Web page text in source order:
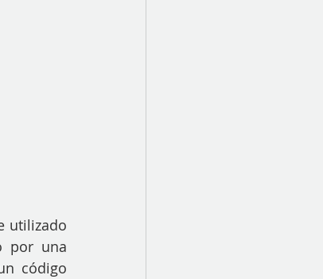
utilizado
por una
código